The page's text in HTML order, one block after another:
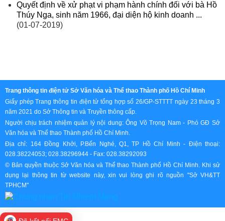
Quyết định về xử phạt vi phạm hành chính đối với bà Hồ
Thúy Nga, sinh năm 1966, đại diện hộ kinh doanh ...
(01-07-2019)
Trang thông tin điện tử Sở Văn hóa và Thể thao Thành phố Hồ Chí Minh
Giấy phép Trang thông tin điện tử tổng hợp số 26/GP-STTTT ngày 23 tháng 3
năm 2021 do Sở Thông tin và Truyền thông cấp.
Người chịu trách nhiệm quản lý nội dung: Ông Võ Trọng Nam - Phó GĐ Sở
Văn hóa và Thể thao Thành phố Hồ Chí Minh.
Địa chỉ: 164 Đồng Khởi, P.Bến Nghé, Q1, TP Hồ Chí Minh - Điện thoại:
028.38224053; 028.38296944 - Fax: 028.38292093
© Bản quyền thuộc Sở Văn hóa và Thể thao Thành phố Hồ Chí Minh. Khi sử
dụng lại thông tin từ website này, xin vui lòng ghi rõ nguồn "Sở VH&TT
TPHCM"